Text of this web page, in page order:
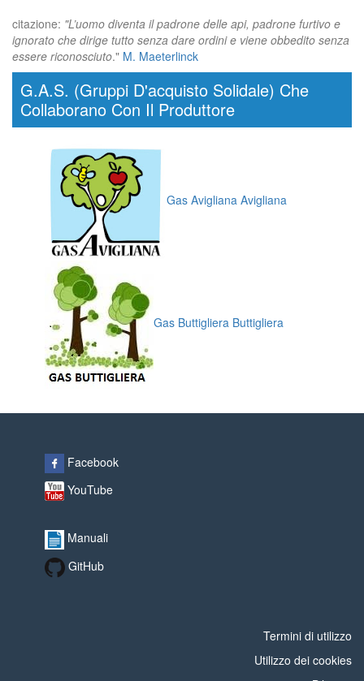
citazione: "L’uomo diventa il padrone delle api, padrone furtivo e
ignorato che dirige tutto senza dare ordini e viene obbedito senza
essere riconosciuto." M. Maeterlinck
G.A.S. (Gruppi D'acquisto Solidale) Che
Collaborano Con Il Produttore
Gas Avigliana Avigliana
Gas Buttigliera Buttigliera
Facebook
YouTube
Manuali
GitHub
Termini di utilizzo
Utilizzo dei cookies